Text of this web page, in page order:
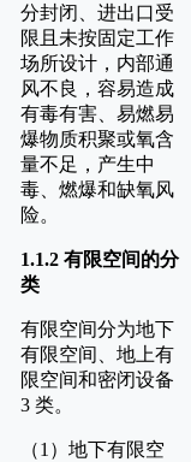
分封闭、进出口受
限且未按固定工作
场所设计，内部通
风不良，容易造成
有毒有害、易燃易
爆物质积聚或氧含
量不足，产生中
毒、燃爆和缺氧风
险。
1.1.2 有限空间的分
类
有限空间分为地下
有限空间、地上有
限空间和密闭设备
3 类。
（1）地下有限空